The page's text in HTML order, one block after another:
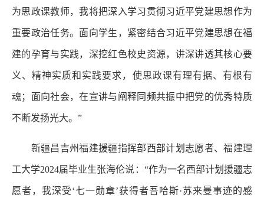
为思政课教师，我将把深入学习贯彻习近平党建思想作为
重要政治任务。面向学生，紧密结合习近平党建思想在福
建的孕育与实践，深挖红色校史资源，讲深讲透其核心要
义、精神实质和实践要求，使思政课有理有据、有根有
魂；面向社会，在宣讲与阐释同频共振中把党的优秀特质
不断发扬光大。”
新疆昌吉州福建援疆指挥部西部计划志愿者、福建理
工大学2024届毕业生张海伦说：“作为一名西部计划援疆志
愿者，我深受‘七一勋章’获得者吾哈斯·苏来曼事迹的感